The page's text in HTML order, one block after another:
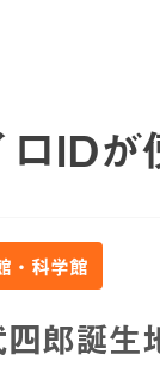
ロIDが
・科学館
郎誕生